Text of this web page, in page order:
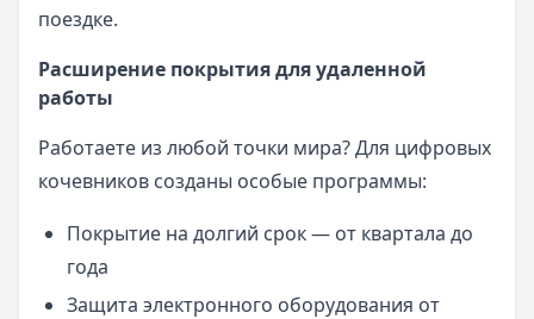
поездке.
Расширение покрытия для удаленной
работы
Работаете из любой точки мира? Для цифровых
кочевников созданы особые программы:
Покрытие на долгий срок — от квартала до
года
Защита электронного оборудования от